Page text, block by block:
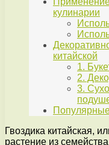
кулинарии
китайской
1.
2.
3.
Популярные
Гвоздика китайская,
растение из